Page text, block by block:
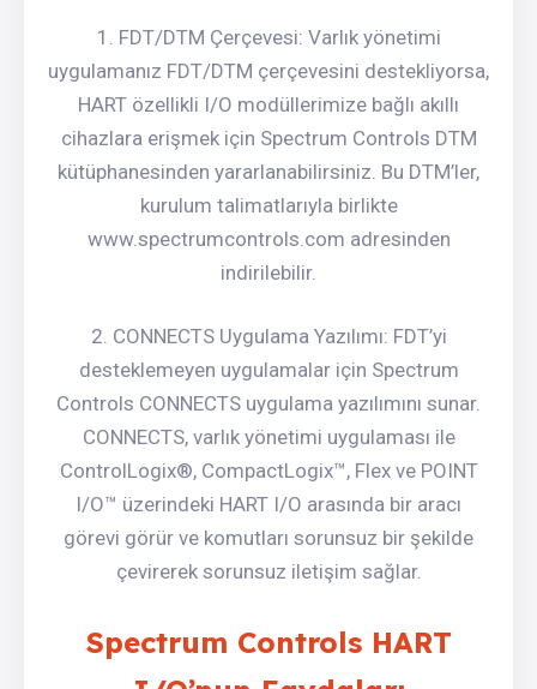
1. FDT/DTM Çerçevesi: Varlık yönetimi
uygulamanız FDT/DTM çerçevesini destekliyorsa,
HART özellikli I/O modüllerimize bağlı akıllı
cihazlara erişmek için Spectrum Controls DTM
kütüphanesinden yararlanabilirsiniz. Bu DTM’ler,
kurulum talimatlarıyla birlikte
www.spectrumcontrols.com adresinden
indirilebilir.
2. CONNECTS Uygulama Yazılımı: FDT’yi
desteklemeyen uygulamalar için Spectrum
Controls CONNECTS uygulama yazılımını sunar.
CONNECTS, varlık yönetimi uygulaması ile
ControlLogix®, CompactLogix™, Flex ve POINT
I/O™ üzerindeki HART I/O arasında bir aracı
görevi görür ve komutları sorunsuz bir şekilde
çevirerek sorunsuz iletişim sağlar.
Spectrum Controls HART